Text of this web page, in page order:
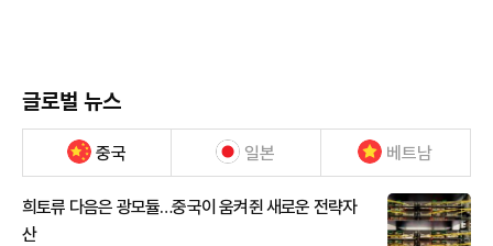
글로벌 뉴스
중국 일본 베트남
희토류 다음은 광모듈…중국이 움켜쥔 새로운 전략자
산